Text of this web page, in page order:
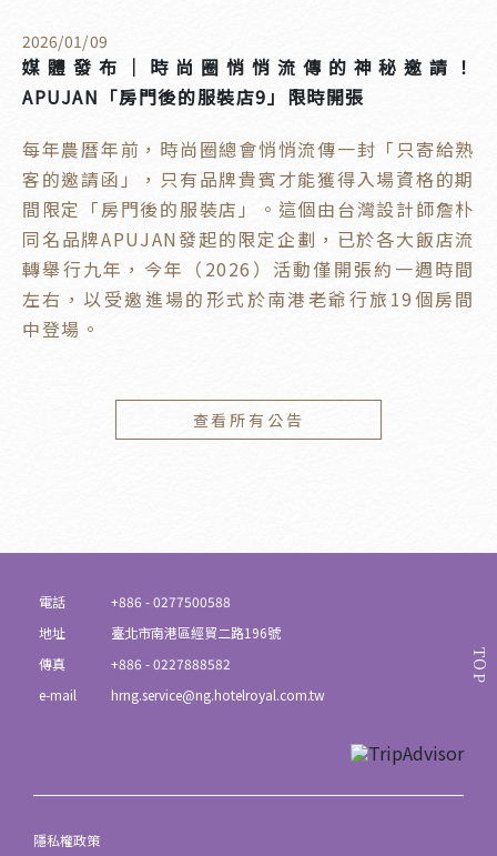
2026/01 /09
媒體發布｜時尚圈悄悄流傳的神秘邀請！
APUJAN「房門後的服裝店9」限時開張
每年農曆年前，時尚圈總會悄悄流傳一封「只寄給熟
客的邀請函」，只有品牌貴賓才能獲得入場資格的期
間限定「房門後的服裝店」。這個由台灣設計師詹朴
同名品牌APUJAN發起的限定企劃，已於各大飯店流
轉舉行九年，今年（2026）活動僅開張約一週時間
左右，以受邀進場的形式於南港老爺行旅19個房間
中登場。
查看所有公告
TOP
電話
+886 - 0277500588
地址
臺北市南港區經貿二路196號
傳真
+886 - 0227888582
e-mail
hrng.service@ng.hotelroyal.com.tw
隱私權政策